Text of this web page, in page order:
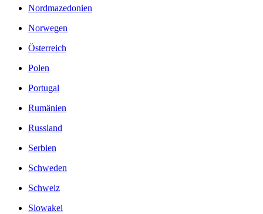
Nordmazedonien
Norwegen
Österreich
Polen
Portugal
Rumänien
Russland
Serbien
Schweden
Schweiz
Slowakei